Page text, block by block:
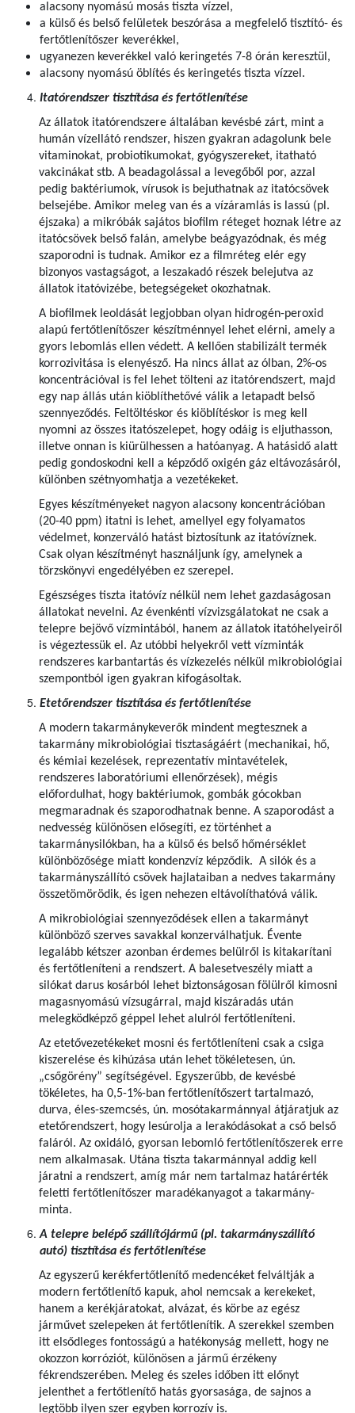
alacsony nyomású mosás tiszta vízzel,
a külső és belső felületek beszórása a megfelelő tisztító- és
fertőtlenítőszer keverékkel,
ugyanezen keverékkel való keringetés 7-8 órán keresztül,
alacsony nyomású öblítés és keringetés tiszta vízzel.
Itatórendszer tisztítása és fertőtlenítése
Az állatok itatórendszere általában kevésbé zárt, mint a
humán vízellátó rendszer, hiszen gyakran adagolunk bele
vitaminokat, probiotikumokat, gyógyszereket, itatható
vakcinákat stb. A beadagolással a levegőből por, azzal
pedig baktériumok, vírusok is bejuthatnak az itatócsövek
belsejébe. Amikor meleg van és a vízáramlás is lassú (pl.
éjszaka) a mikróbák sajátos biofilm réteget hoznak létre az
itatócsövek belső falán, amelybe beágyazódnak, és még
szaporodni is tudnak. Amikor ez a filmréteg elér egy
bizonyos vastagságot, a leszakadó részek belejutva az
állatok itatóvizébe, betegségeket okozhatnak.
A biofilmek leoldását legjobban olyan hidrogén-peroxid
alapú fertőtlenítőszer készítménnyel lehet elérni, amely a
gyors lebomlás ellen védett. A kellően stabilizált termék
korrozivitása is elenyésző. Ha nincs állat az ólban, 2%-os
koncentrációval is fel lehet tölteni az itatórendszert, majd
egy nap állás után kiöblíthetővé válik a letapadt belső
szennyeződés. Feltöltéskor és kiöblítéskor is meg kell
nyomni az összes itatószelepet, hogy odáig is eljuthasson,
illetve onnan is kiürülhessen a hatóanyag. A hatásidő alatt
pedig gondoskodni kell a képződő oxigén gáz eltávozásáról,
különben szétnyomhatja a vezetékeket.
Egyes készítményeket nagyon alacsony koncentrációban
(20-40 ppm) itatni is lehet, amellyel egy folyamatos
védelmet, konzerváló hatást biztosítunk az itatóvíznek.
Csak olyan készítményt használjunk így, amelynek a
törzskönyvi engedélyében ez szerepel.
Egészséges tiszta itatóvíz nélkül nem lehet gazdaságosan
állatokat nevelni. Az évenkénti vízvizsgálatokat ne csak a
telepre bejövő vízmintából, hanem az állatok itatóhelyeiről
is végeztessük el. Az utóbbi helyekről vett vízminták
rendszeres karbantartás és vízkezelés nélkül mikrobiológiai
szempontból igen gyakran kifogásoltak.
Etetőrendszer tisztítása és fertőtlenítése
A modern takarmánykeverők mindent megtesznek a
takarmány mikrobiológiai tisztaságáért (mechanikai, hő,
és kémiai kezelések, reprezentatív mintavételek,
rendszeres laboratóriumi ellenőrzések), mégis
előfordulhat, hogy baktériumok, gombák gócokban
megmaradnak és szaporodhatnak benne. A szaporodást a
nedvesség különösen elősegíti, ez történhet a
takarmánysilókban, ha a külső és belső hőmérséklet
különbözősége miatt kondenzvíz képződik. A silók és a
takarmányszállító csövek hajlataiban a nedves takarmány
összetömörödik, és igen nehezen eltávolíthatóvá válik.
A mikrobiológiai szennyeződések ellen a takarmányt
különböző szerves savakkal konzerválhatjuk. Évente
legalább kétszer azonban érdemes belülről is kitakarítani
és fertőtleníteni a rendszert. A balesetveszély miatt a
silókat darus kosárból lehet biztonságosan fölülről kimosni
magasnyomású vízsugárral, majd kiszáradás után
melegködképző géppel lehet alulról fertőtleníteni.
Az etetővezetékeket mosni és fertőtleníteni csak a csiga
kiszerelése és kihúzása után lehet tökéletesen, ún.
„csőgörény” segítségével. Egyszerűbb, de kevésbé
tökéletes, ha 0,5-1%-ban fertőtlenítőszert tartalmazó,
durva, éles-szemcsés, ún. mosótakarmánnyal átjáratjuk az
etetőrendszert, hogy lesúrolja a lerakódásokat a cső belső
faláról. Az oxidáló, gyorsan lebomló fertőtlenítőszerek erre
nem alkalmasak. Utána tiszta takarmánnyal addig kell
járatni a rendszert, amíg már nem tartalmaz határérték
feletti fertőtlenítőszer maradékanyagot a takarmány-
minta.
A telepre belépő szállítójármű (pl. takarmányszállító
autó) tisztítása és fertőtlenítése
Az egyszerű kerékfertőtlenítő medencéket felváltják a
modern fertőtlenítő kapuk, ahol nemcsak a kerekeket,
hanem a kerékjáratokat, alvázat, és körbe az egész
járművet szelepeken át fertőtlenítik. A szerekkel szemben
itt elsődleges fontosságú a hatékonyság mellett, hogy ne
okozzon korróziót, különösen a jármű érzékeny
fékrendszerében. Meleg és szeles időben itt előnyt
jelenthet a fertőtlenítő hatás gyorsasága, de sajnos a
legtöbb ilyen szer egyben korrozív is.